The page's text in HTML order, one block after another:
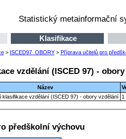
Statistický metainformační
Klasifikace
> ISCED97_OBORY> Příprava učitelů pro
vzdělání (ISCED 97) -
Název
klasifikace vzdělání (ISCED 97) - obory vzdělání 1
předškolní výchovu